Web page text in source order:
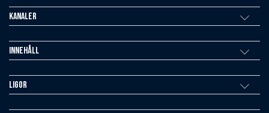
Kanaler
Innehåll
Ligor